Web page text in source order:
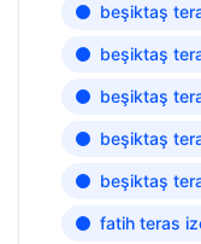
beşiktaş
beşiktaş
beşiktaş
beşiktaş
beşiktaş
fatih teras